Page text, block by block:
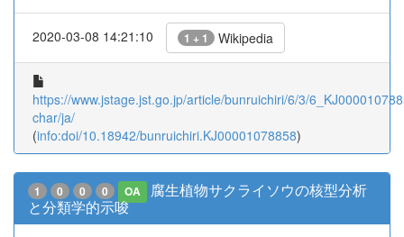
2020-03-08 14:21:10 1 + 1 Wikipedia
https://www.jstage.jst.go.jp/article/bunruichiri/6/3/
char/ja/
(info:doi/10.18942/bunruichiri.KJ00001078858)
1 0 0 0 OA
腐生植物サクライソウの核型分析
と分類学的示唆